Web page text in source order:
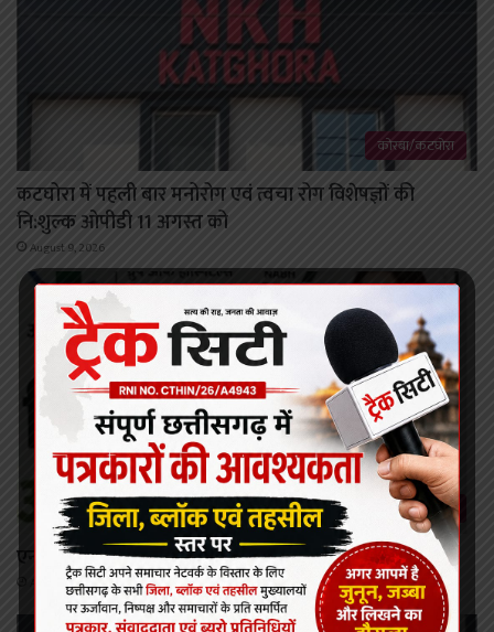
कोरबा/कटघोरा
कटघोरा में पहली बार मनोरोग एवं त्वचा रोग विशेषज्ञों की
नि:शुल्क ओपीडी 11 अगस्त को
August 9, 2026
कोरबा
एनकेएच में 11 से 14 अगस्त तक नि:शुल्क डेंटल ओपीडी कैंप
August 9, 2026